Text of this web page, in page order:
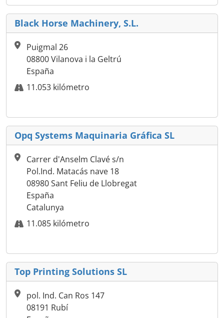
Black Horse Machinery, S.L.
Puigmal 26
08800 Vilanova i la Geltrú
España
11.053 kilómetro
Opq Systems Maquinaria Gráfica SL
Carrer d'Anselm Clavé s/n
Pol.Ind. Matacás nave 18
08980 Sant Feliu de Llobregat
España
Catalunya
11.085 kilómetro
Top Printing Solutions SL
pol. Ind. Can Ros 147
08191 Rubí